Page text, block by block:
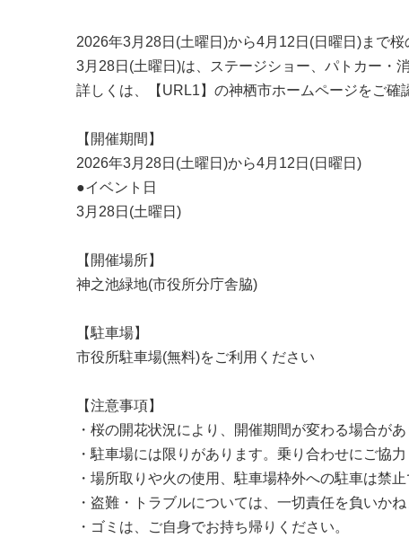
2026年3月28日(土曜日)から4月12日(日曜日)まで桜
3月28日(土曜日)は、ステージショー、パトカー・
詳しくは、【URL1】の神栖市ホームページをご確
【開催期間】
2026年3月28日(土曜日)から4月12日(日曜日)
●イベント日
3月28日(土曜日)
【開催場所】
神之池緑地(市役所分庁舎脇)
【駐車場】
市役所駐車場(無料)をご利用ください
【注意事項】
・桜の開花状況により、開催期間が変わる場合があ
・駐車場には限りがあります。乗り合わせにご協力
・場所取りや火の使用、駐車場枠外への駐車は禁止
・盗難・トラブルについては、一切責任を負いかね
・ゴミは、ご自身でお持ち帰りください。